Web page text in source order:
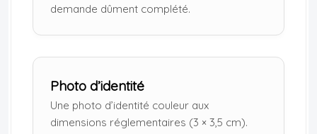
demande dûment complété.
Photo d’identité
Une photo d’identité couleur aux
dimensions réglementaires (3 × 3,5 cm).